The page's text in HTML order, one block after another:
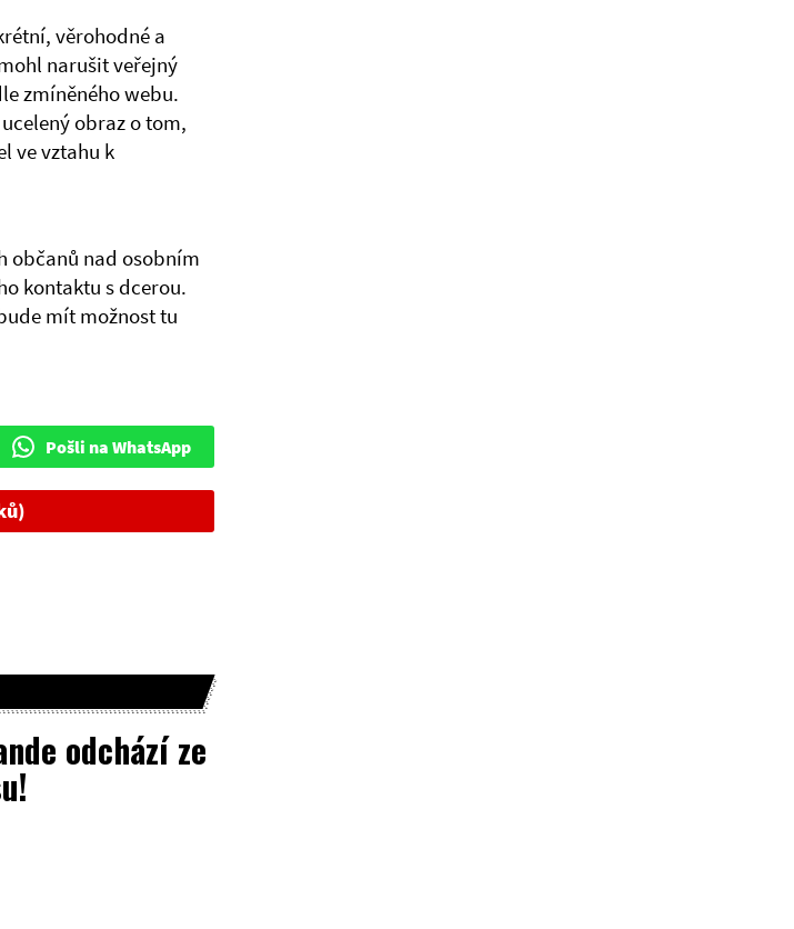
věrohodné a
narušit veřejný
zmíněného webu.
obraz o tom,
ve vztahu k
občanů nad osobním
kontaktu s dcerou.
mít možnost tu
Pošli na WhatsApp
odchází ze